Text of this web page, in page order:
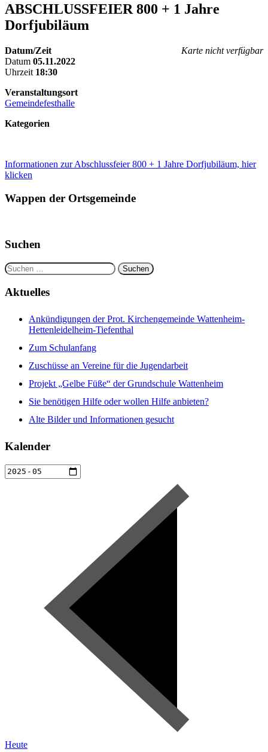
ABSCHLUSSFEIER 800 + 1 Jahre
Dorfjubiläum
Karte nicht verfügbar
Datum/Zeit
Datum 05.11.2022
Uhrzeit 18:30
Veranstaltungsort
Gemeindefesthalle
Kategorien
Informationen zur Abschlussfeier 800 + 1 Jahre Dorfjubiläum, hier
klicken
Wappen der Ortsgemeinde
Suchen
Suchen
nach:
Aktuelles
Ankündigungen der Prot. Kirchengemeinde Wattenheim-
Hettenleidelheim-Tiefenthal
Zum Schulanfang
Zuschüsse an Vereine für die Jugendarbeit
Projekt „Gelbe Füße“ der Grundschule Wattenheim
Sie benötigen Hilfe oder wollen Hilfe anbieten?
Alte Bilder und Informationen gesucht
Kalender
Heute